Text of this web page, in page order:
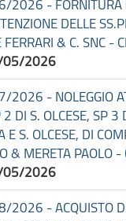
- FORNITURA DI
DELLE
& C. SNC -
2026
- NOLEGGIO
2 DI S. OLCESE, SP
E S. OLCESE, DI
& MERETA PAOLO
2026
- ACQUISTO DI